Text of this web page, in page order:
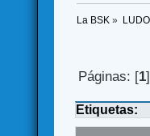
La BSK »
Páginas: [1
Etiquetas: